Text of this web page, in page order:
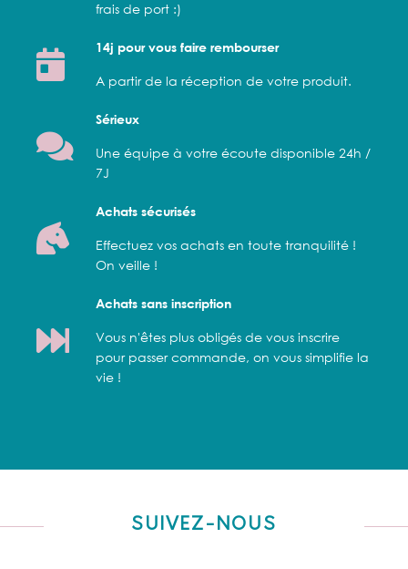
frais de port :)
14j pour vous faire rembourser
A partir de la réception de votre produit.
Sérieux
Une équipe à votre écoute disponible 24h /
7J
Achats sécurisés
Effectuez vos achats en toute tranquilité !
On veille !
Achats sans inscription
Vous n'êtes plus obligés de vous inscrire
pour passer commande, on vous simplifie la
vie !
SUIVEZ-NOUS